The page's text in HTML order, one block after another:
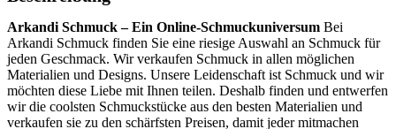
Arkandi Schmuck – Ein Online-Schmuckuniversum Bei
Arkandi Schmuck finden Sie eine riesige Auswahl an Schmuck für
jeden Geschmack. Wir verkaufen Schmuck in allen möglichen
Materialien und Designs. Unsere Leidenschaft ist Schmuck und wir
möchten diese Liebe mit Ihnen teilen. Deshalb finden und entwerfen
wir die coolsten Schmuckstücke aus den besten Materialien und
verkaufen sie zu den schärfsten Preisen, damit jeder mitmachen